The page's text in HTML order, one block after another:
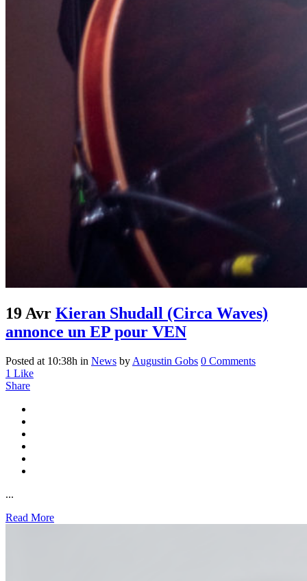
19 Avr Kieran Shudall (Circa Waves)
annonce un EP pour VEN
Posted at 10:38h in News by Augustin Gobs 0 Comments
1 Like
Share
...
Read More